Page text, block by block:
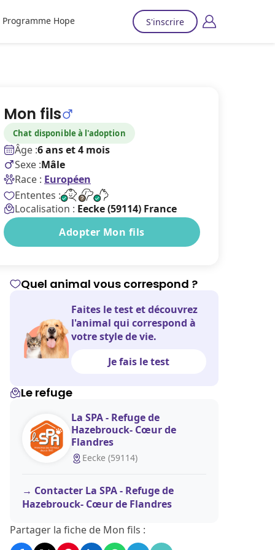
Programme Hope S'inscrire
Mon fils
Chat disponible à l'adoption
Âge :6 ans et 4 mois
Sexe :Mâle
Race : Européen
Ententes :
Localisation : Eecke (59114) France
Adopter Mon fils
Quel animal vous correspond ?
Faites le test et découvrez
l'animal qui correspond à
votre style de vie.
Je fais le test
Le refuge
La SPA - Refuge de
Hazebrouck- Cœur de
Flandres
Eecke (59114)
Contacter La SPA - Refuge de
Hazebrouck- Cœur de Flandres
Partager la fiche de Mon fils :